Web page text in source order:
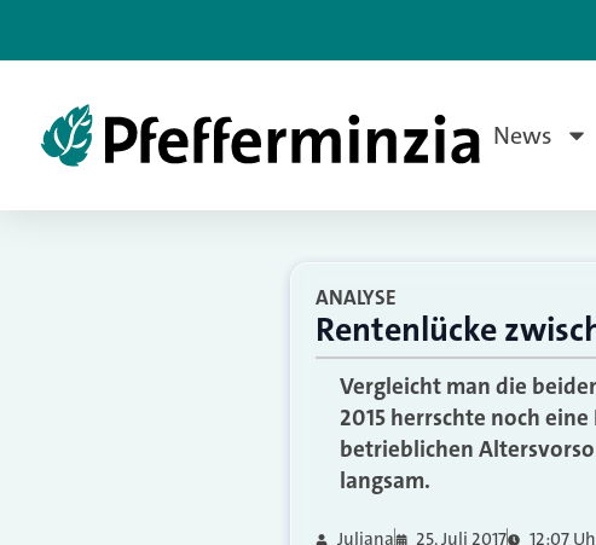
News
ANALYSE
Rentenlücke
Vergleicht man die
2015 herrschte noch
betrieblichen
langsam.
Juliana 25. Juli 2017 12:07